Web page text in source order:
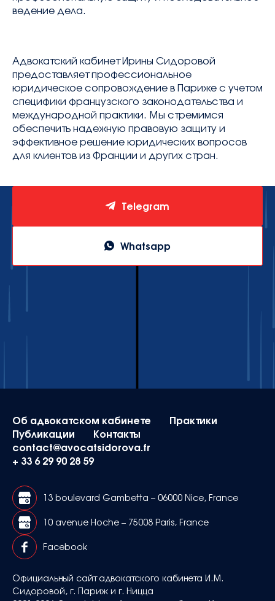
ведение дела.
Адвокатский кабинет Ирины Сидоровой
предоставляет профессиональное
юридическое сопровождение в Париже с учетом
специфики французского законодательства и
международной практики. Мы стремимся
обеспечить надежную правовую защиту и
эффективное решение юридических вопросов
для клиентов из Франции и других стран.
Telegram
Whatsapp
Об адвокатском кабинете
Практики
Публикации
Контакты
contact@avocatsidorova.fr
+ 33 6 29 90 28 59
13 boulevard Gambetta – 06000 Nice, France
10 avenue Hoche – 75008 Paris, France
Facebook
Официальный сайт адвокатского кабинета И.М.
Сидоровой, г. Париж и г. Ницца